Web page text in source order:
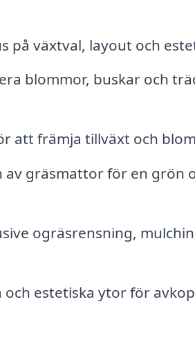
på växtval, layout och
blommor, buskar och
att främja tillväxt och
gräsmattor för en grön
ogräsrensning,
och estetiska ytor för